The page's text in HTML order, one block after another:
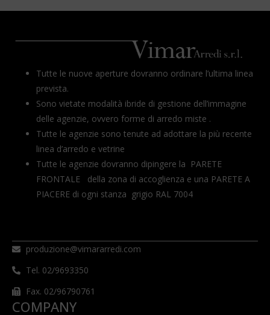
Tutte le nuove aperture dovranno ordinare l’ultima linea
prevista.
Sono vietate modalità ibride di gestione dell’immagine
delle agenzie, ovvero forme di arredo miste .
Tutte le agenzie sono tenute ad adottare la più recente
linea d’arredo e vetrine
Tutte le agenzie dovranno dipingere la PARETE
FRONTALE della zona di accoglienza e una PARETE A
PIACERE di ogni stanza grigio RAL 7004
produzione@vimararredi.com
Tel. 02/9693350
Fax. 02/96790761
COMPANY